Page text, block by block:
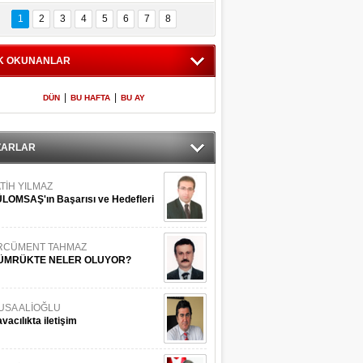
İstanbul
Adaları
600 milletvekilinin
listesi
1 2 3 4 5 6 7 8
OKUNANLAR
DÜN BU HAFTA BU AY
YILMAZ
Başarısı ve Hedefleri
TAHMAZ
NELER OLUYOR?
ALİOĞLU
iletişim